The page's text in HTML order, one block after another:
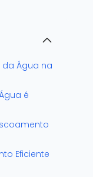
Água na
é
Eficiente